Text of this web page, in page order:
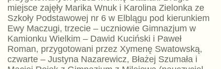
miejsce zajęły Marika Wnuk i Karolina Zielonka ze
Szkoły Podstawowej nr 6 w Elblągu pod kierunkiem
Ewy Maczugi, trzecie – uczniowie Gimnazjum w
Kamionku Wielkim – Dawid Kuciński i Paweł
Roman, przygotowani przez Xymenę Swatowską,
czwarte – Justyna Nazarewicz, Błażej Szumała i